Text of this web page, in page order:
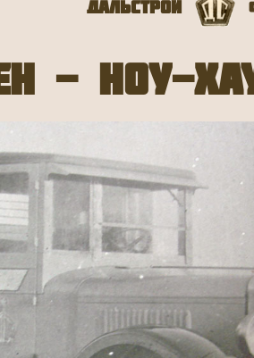
Дальстрой
- ноу-